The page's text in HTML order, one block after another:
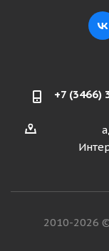
+7 (3466)
2010-2026